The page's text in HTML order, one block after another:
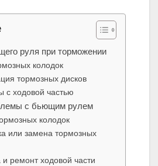
руля при торможении
колодок
тормозных дисков
с ходовой частью
с бьющим рулем
колодок
или замена тормозных
и ремонт ходовой части